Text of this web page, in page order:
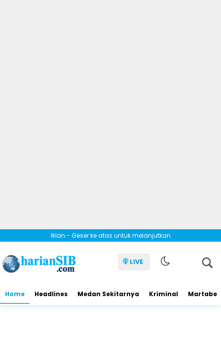
Iklan - Geser ke atas untuk melanjutkan
LIVE
Home Headlines Medan Sekitarnya Kriminal Martabe